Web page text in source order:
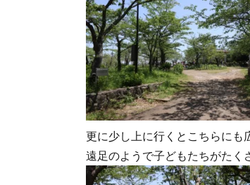
更に少し上に行くとこちらにも
遠足のようで子どもたちがたく